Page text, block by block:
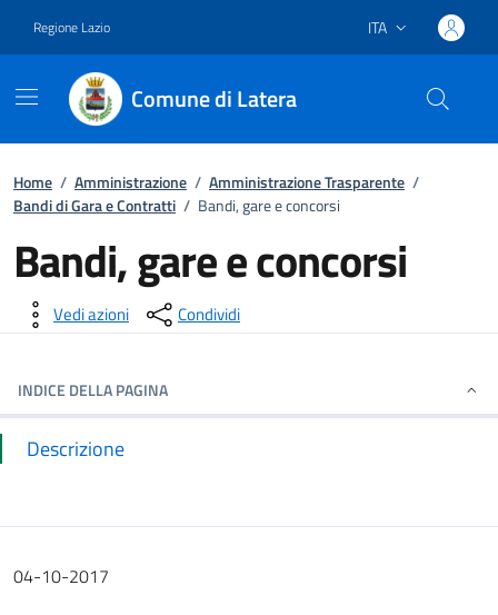
Regione Lazio Lingua attiva:
ITA
Comune di Latera
Home / Amministrazione / Amministrazione Trasparente /
Bandi di Gara e Contratti / Bandi, gare e concorsi
Bandi, gare e concorsi
Dettagli della notizia
Vedi azioni Condividi
INDICE DELLA PAGINA
Descrizione
04-10-2017